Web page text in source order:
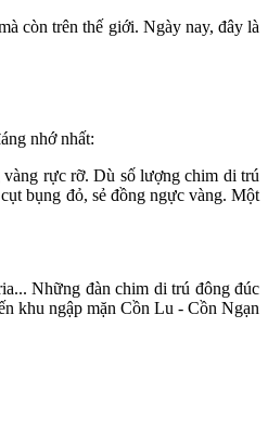
còn trên thế giới. Ngày nay, đây là
nhớ nhất:
rực rỡ. Dù số lượng chim di trú
bụng đỏ, sẻ đồng ngực vàng. Một
Những đàn chim di trú đông đúc
khu ngập mặn Cồn Lu - Cồn Ngạn